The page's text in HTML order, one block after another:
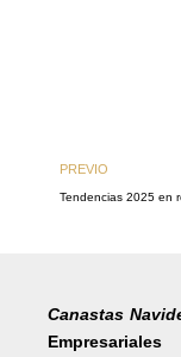
PREVIO
Canastas
Empresariales